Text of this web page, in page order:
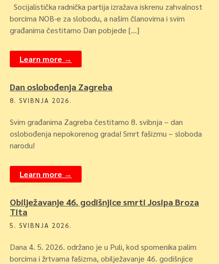
Socijalistička radnička partija izražava iskrenu zahvalnost
borcima NOB-e za slobodu, a našim članovima i svim
građanima čestitamo Dan pobjede […]
Learn more →
Dan oslobođenja Zagreba
8. SVIBNJA 2026.
Svim građanima Zagreba čestitamo 8. svibnja – dan
oslobođenja nepokorenog grada! Smrt fašizmu – sloboda
narodu!
Learn more →
Obilježavanje 46. godišnjice smrti Josipa Broza
Tita
5. SVIBNJA 2026.
Dana 4. 5. 2026. održano je u Puli, kod spomenika palim
borcima i žrtvama fašizma, obilježavanje 46. godišnjice